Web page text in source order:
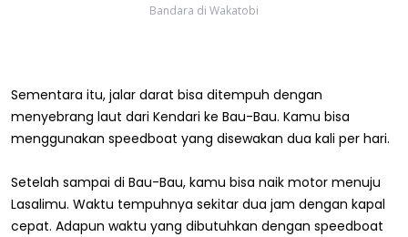
Bandara di Wakatobi
Sementara itu, jalar darat bisa ditempuh dengan
menyebrang laut dari Kendari ke Bau-Bau. Kamu bisa
menggunakan speedboat yang disewakan dua kali per hari.
Setelah sampai di Bau-Bau, kamu bisa naik motor menuju
Lasalimu. Waktu tempuhnya sekitar dua jam dengan kapal
cepat. Adapun waktu yang dibutuhkan dengan speedboat